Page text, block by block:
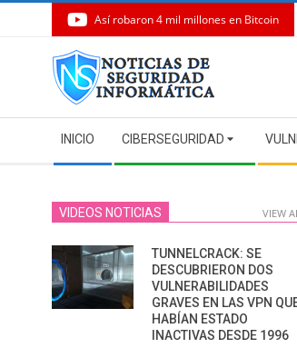
Así robaron 4 mil millones en Bitcoin
Navigation
Menu
INICIO CIBERSEGURIDAD
VIDEOS NOTICIAS VIEW
TUNNELCRACK: SE
DESCUBRIERON DOS
VULNERABILIDADES
GRAVES EN LAS VPN
HABÍAN ESTADO
INACTIVAS DESDE 1996